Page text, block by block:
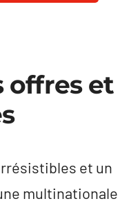
offres et
et un
multinationale